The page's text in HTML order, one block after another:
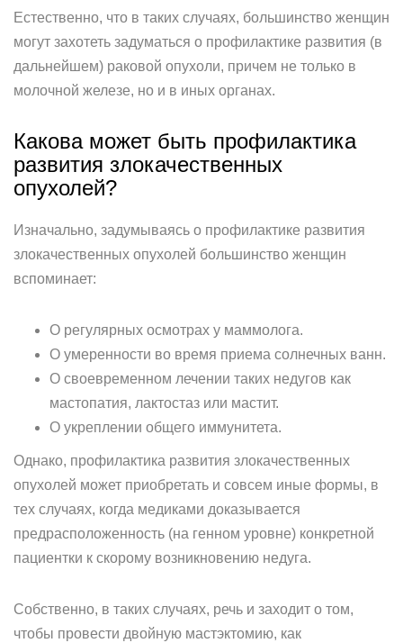
Естественно, что в таких случаях, большинство женщин
могут захотеть задуматься о профилактике развития (в
дальнейшем) раковой опухоли, причем не только в
молочной железе, но и в иных органах.
Какова может быть профилактика
развития злокачественных
опухолей?
Изначально, задумываясь о профилактике развития
злокачественных опухолей большинство женщин
вспоминает:
О регулярных осмотрах у маммолога.
О умеренности во время приема солнечных ванн.
О своевременном лечении таких недугов как
мастопатия, лактостаз или мастит.
О укреплении общего иммунитета.
Однако, профилактика развития злокачественных
опухолей может приобретать и совсем иные формы, в
тех случаях, когда медиками доказывается
предрасположенность (на генном уровне) конкретной
пациентки к скорому возникновению недуга.
Собственно, в таких случаях, речь и заходит о том,
чтобы провести двойную мастэктомию, как